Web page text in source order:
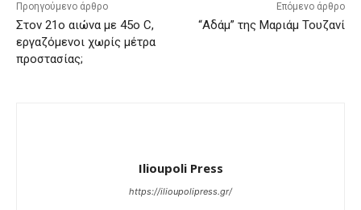
Προηγούμενο άρθρο
Στον 21ο αιώνα με 45ο C,
εργαζόμενοι χωρίς μέτρα
προστασίας;
Επόμενο άρθρο
“Αδάμ” της Μαριάμ Τουζανί
Ilioupoli Press
https://ilioupolipress.gr/